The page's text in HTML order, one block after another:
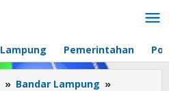
Lampung Pemerintahan
» Bandar Lampung »